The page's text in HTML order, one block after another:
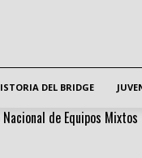
DEL BRIDGE
de Equipos Mixtos